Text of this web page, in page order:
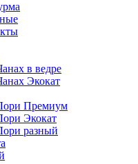
в ведре
Экокат
Премиум
Экокат
разный